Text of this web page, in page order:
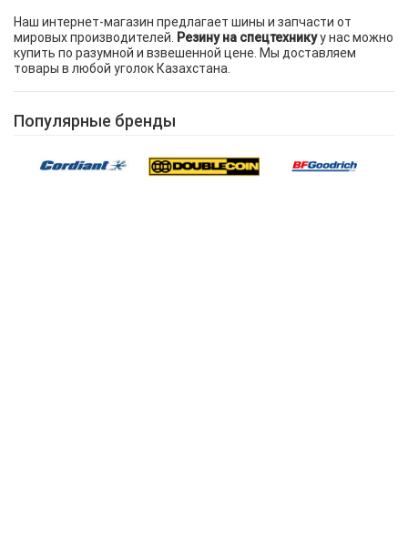
Наш интернет-магазин предлагает шины и запчасти от
мировых производителей.
Резину на спецтехникуу нас можно
купить по разумной и взвешенной цене. Мы доставляем
товары в любой уголок Казахстана.
Популярные бренды